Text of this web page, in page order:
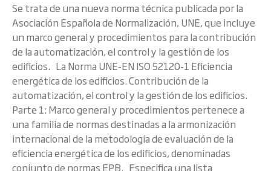
Se trata de una nueva norma técnica publicada por la
Asociación Española de Normalización, UNE, que incluye
un marco general y procedimientos para la contribución
de la automatización, el control y la gestión de los
edificios. La Norma UNE-EN ISO 52120-1 Eficiencia
energética de los edificios. Contribución de la
automatización, el control y la gestión de los edificios.
Parte 1: Marco general y procedimientos pertenece a
una familia de normas destinadas a la armonización
internacional de la metodología de evaluación de la
eficiencia energética de los edificios, denominadas
conjunto de normas EPB. Especifica una lista